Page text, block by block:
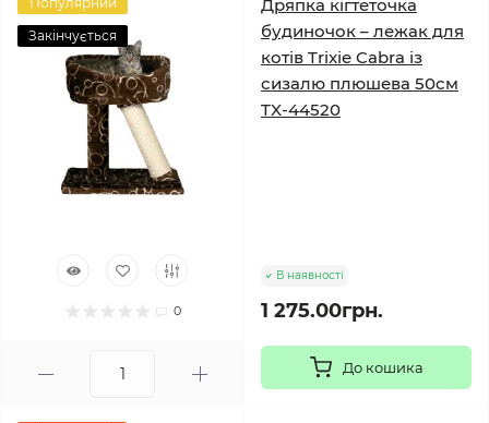
Закінчується
0
Дряпка кігтеточка
будиночок – лежак для
котів Trixie Cabra із
сизалю плюшева 50см
TX-44520
В наявності
1 275.00грн.
До кошика